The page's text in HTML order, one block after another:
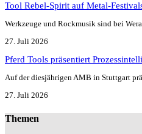
Tool Rebel-Spirit auf Metal-
Werkzeuge und Rockmusik sind bei
27. Juli 2026
Pferd Tools präsentiert
Auf der diesjährigen AMB in Stuttgart
27. Juli 2026
Themen